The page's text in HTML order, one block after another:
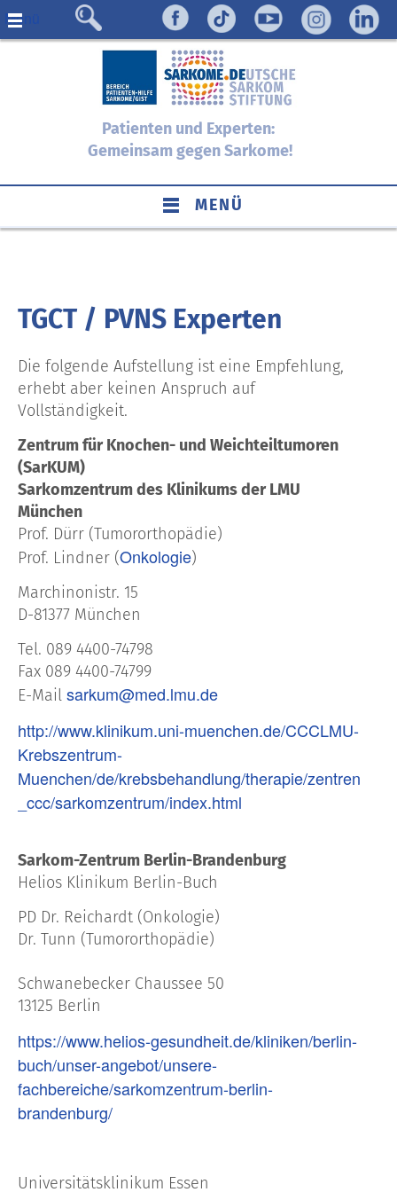
Menü
Patienten und Experten:
Gemeinsam gegen Sarkome!
MENÜ
TGCT / PVNS Experten
Die folgende Aufstellung ist eine Empfehlung,
erhebt aber keinen Anspruch auf
Vollständigkeit.
Zentrum für Knochen- und Weichteiltumoren
(SarKUM)
Sarkomzentrum des Klinikums der LMU
München
Prof. Dürr (Tumororthopädie)
Prof. Lindner (Onkologie)
Marchinonistr. 15
D-81377 München
Tel. 089 4400-74798
Fax 089 4400-74799
E-Mail sarkum@med.lmu.de
http://www.klinikum.uni-muenchen.de/CCCLMU-
Krebszentrum-
Muenchen/de/krebsbehandlung/therapie/zentren
_ccc/sarkomzentrum/index.html
Sarkom-Zentrum Berlin-Brandenburg
Helios Klinikum Berlin-Buch
PD Dr. Reichardt (Onkologie)
Dr. Tunn (Tumororthopädie)
Schwanebecker Chaussee 50
13125 Berlin
https://www.helios-gesundheit.de/kliniken/berlin-
buch/unser-angebot/unsere-
fachbereiche/sarkomzentrum-berlin-
brandenburg/
Universitätsklinikum Essen